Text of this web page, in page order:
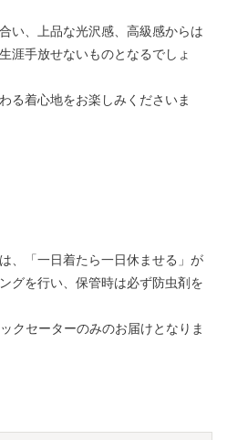
い、上品な光沢感、高級感からは
涯手放せないものとなるでしょ
る着心地をお楽しみくださいま
、「一日着たら一日休ませる」が
グを行い、保管時は必ず防虫剤を
クセーターのみのお届けとなりま